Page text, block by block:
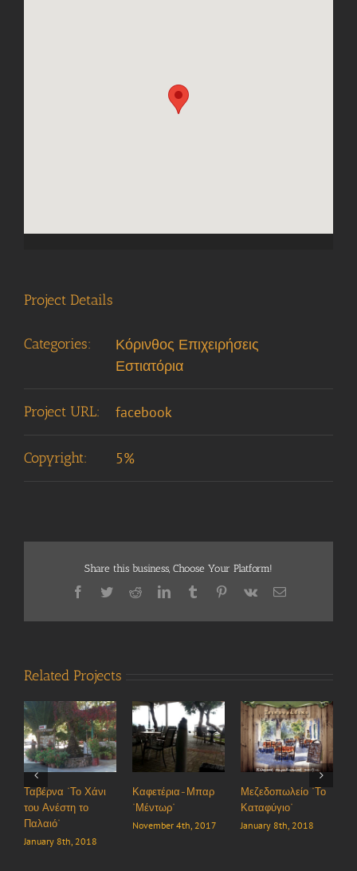
Project Details
Categories:
Κόρινθος Επιχειρήσεις
Εστιατόρια
Project URL: facebook
Copyright: 5%
Share this business, Choose Your Platform!
Facebook
TwitterRedditLinkedInTumblr Pinterest
Vk Email
Related Projects
“Το Χάνι
το
8th, 2018
Καφετέρια-Μπαρ
“Μέντωρ”
November 4th, 2017
Μεζεδοπωλείο “Το
January 8th, 2018
Εστιατόριο